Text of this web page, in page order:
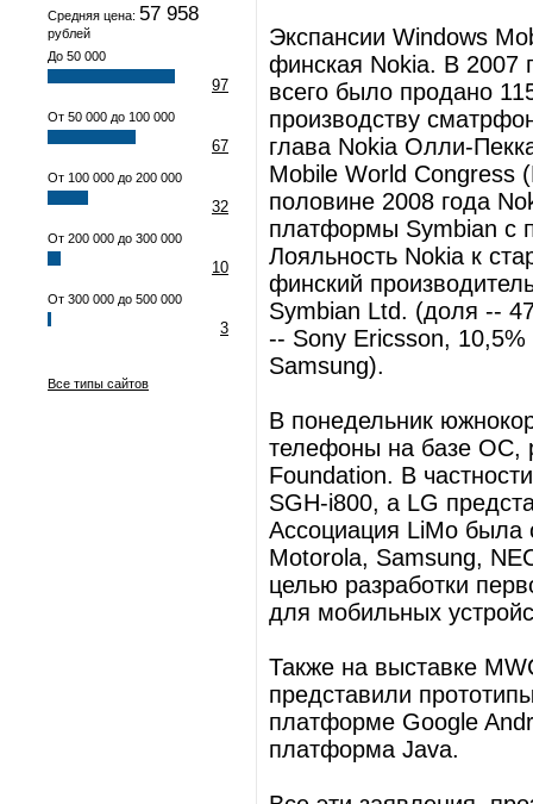
Средняя цена: 57 958
рублей
До 50 000
97
От 50 000 до 100 000
67
От 100 000 до 200 000
32
От 200 000 до 300 000
10
От 300 000 до 500 000
3
Все типы сайтов
Экспансии Windows
финская Nokia. В 2007
всего было продано
производству
глава Nokia Олли-
Mobile World Congress
половине 2008 года
платформы Symbian с
Лояльность Nokia к
финский
Symbian Ltd. (доля --
-- Sony Ericsson,
Samsung).
В понедельник
телефоны на базе ОС,
Foundation. В
SGH-i800, а LG
Ассоциация LiMo была
Motorola, Samsung,
целью разработки
для мобильных
Также на выставке
представили
платформе Google
платформа Java.